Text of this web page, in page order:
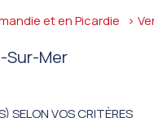
et en Picardie
Sur-Mer
SELON VOS CRITÈRES